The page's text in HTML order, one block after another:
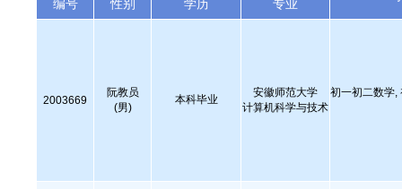
编号
性别
学历
专业
2003669
阮教员
(男)
本科毕业
安徽师范大学
计算机科学与技术
初一初二数学,